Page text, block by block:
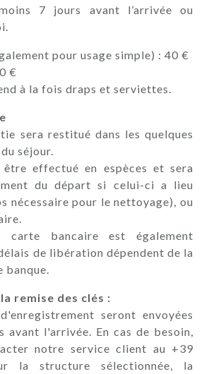
7 jours avant l’arrivée ou
pour usage simple) : 40 €
€
à la fois draps et serviettes.
sera restitué dans les quelques
séjour.
effectué en espèces et sera
du départ si celui-ci a lieu
nécessaire pour le nettoyage), ou
carte bancaire est également
de libération dépendent de la
remise des clés :
seront envoyées
avant l'arrivée. En cas de besoin,
notre service client au +39
la structure sélectionnée, la